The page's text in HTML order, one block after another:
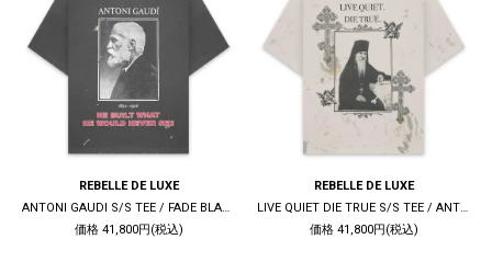
REBELLE DE LUXE
ANTONI GAUDI S/S TEE / FADE BLACK
価格 41,800円(税込)
REBELLE DE LUXE
LIVE QUIET DIE TRUE S/S TEE / ANTIQUE WHITE
価格 41,800円(税込)